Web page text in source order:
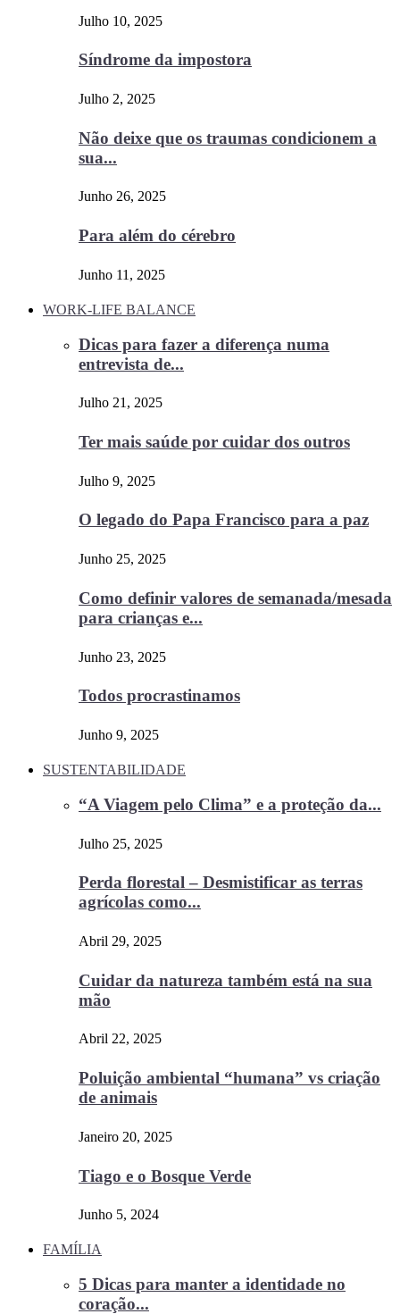
Julho 10, 2025
Síndrome da impostora
Julho 2, 2025
Não deixe que os traumas condicionem a
sua...
Junho 26, 2025
Para além do cérebro
Junho 11, 2025
WORK-LIFE BALANCE
Dicas para fazer a diferença numa
entrevista de...
Julho 21, 2025
Ter mais saúde por cuidar dos outros
Julho 9, 2025
O legado do Papa Francisco para a paz
Junho 25, 2025
Como definir valores de semanada/mesada
para crianças e...
Junho 23, 2025
Todos procrastinamos
Junho 9, 2025
SUSTENTABILIDADE
“A Viagem pelo Clima” e a proteção da...
Julho 25, 2025
Perda florestal – Desmistificar as terras
agrícolas como...
Abril 29, 2025
Cuidar da natureza também está na sua
mão
Abril 22, 2025
Poluição ambiental “humana” vs criação
de animais
Janeiro 20, 2025
Tiago e o Bosque Verde
Junho 5, 2024
FAMÍLIA
5 Dicas para manter a identidade no
coração...